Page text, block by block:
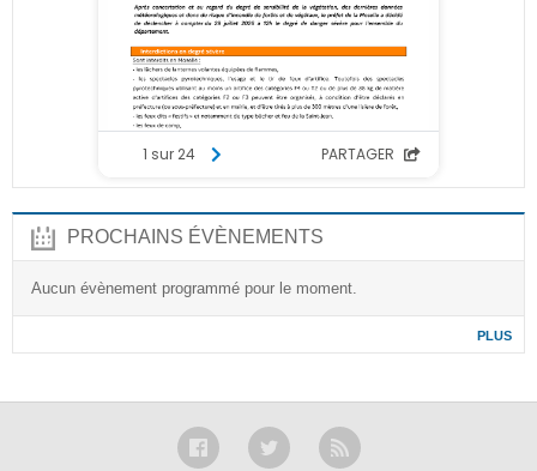
PROCHAINS ÉVÈNEMENTS
Aucun évènement programmé pour le moment.
PLUS